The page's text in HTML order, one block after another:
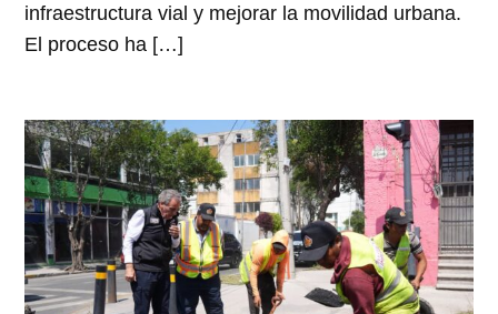
infraestructura vial y mejorar la movilidad urbana.
El proceso ha […]